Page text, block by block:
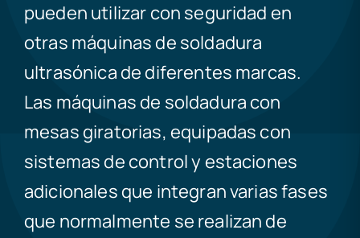
pueden utilizar con seguridad en
otras máquinas de soldadura
ultrasónica de diferentes marcas.
Las máquinas de soldadura con
mesas giratorias, equipadas con
sistemas de control y estaciones
adicionales que integran varias fases
que normalmente se realizan de